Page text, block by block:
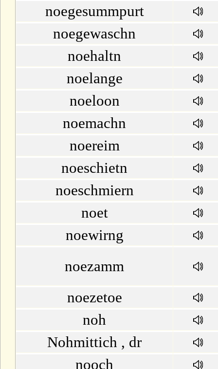
noegesummpurt
noegewaschn
noehaltn
noelange
noeloon
noemachn
noereim
noeschietn
noeschmiern
noet
noewirng
noezamm
noezetoe
noh
Nohmittich , dr
nooch